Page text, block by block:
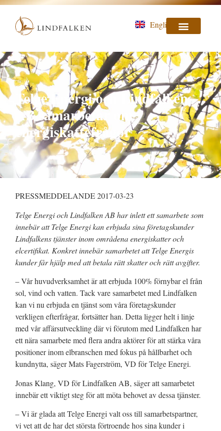
English
Telge Energi och Lindfalken
AB samarbetar om
energiskattefrågor
PRESSMEDDELANDE 2017-03-23
Telge Energi och Lindfalken AB har inlett ett samarbete som
innebär att Telge Energi kan erbjuda sina företagskunder
Lindfalkens tjänster inom områdena energiskatter och
elcertifikat. Konkret innebär samarbetet att Telge Energis
kunder får hjälp med att betala rätt skatter och rätt avgifter.
– Vår huvudverksamhet är att erbjuda 100% förnybar el från
sol, vind och vatten. Tack vare samarbetet med Lindfalken
kan vi nu erbjuda en tjänst som våra företagskunder
verkligen efterfrågar, fortsätter han. Detta ligger helt i linje
med vår affärsutveckling där vi förutom med Lindfalken har
ett nära samarbete med flera andra aktörer för att stärka våra
positioner inom elbranschen med fokus på hållbarhet och
kundnytta, säger Mats Fagerström, VD för Telge Energi.
Jonas Klang, VD för Lindfalken AB, säger att samarbetet
innebär ett viktigt steg för att möta behovet av dessa tjänster.
– Vi är glada att Telge Energi valt oss till samarbetspartner,
vi vet att de har det största förtroende hos sina kunder i